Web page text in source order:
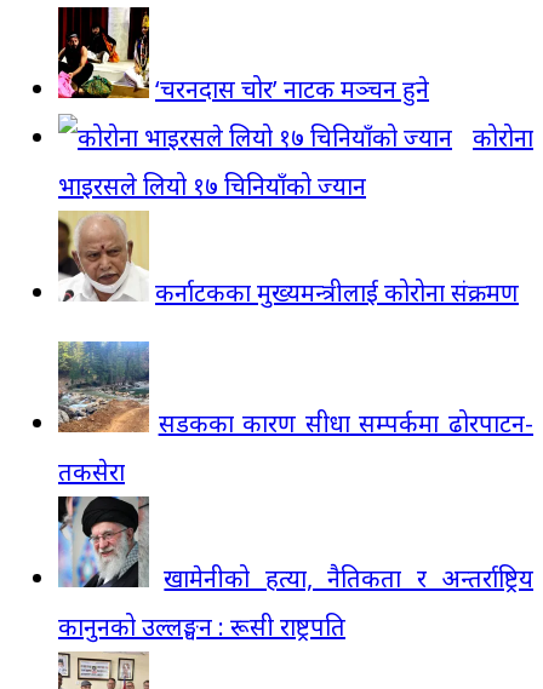
‘चरनदास चोर’ नाटक मञ्चन हुने
कोरोना
भाइरसले लियो १७ चिनियाँको ज्यान
कर्नाटकका मुख्यमन्त्रीलाई कोरोना संक्रमण
सडकका कारण सीधा सम्पर्कमा ढोरपाटन-
तकसेरा
खामेनीको हत्या, नैतिकता र अन्तर्राष्ट्रिय
कानुनको उल्लङ्घन : रूसी राष्ट्रपति